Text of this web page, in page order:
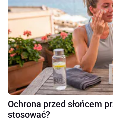
Ochrona przed słońcem
stosować?